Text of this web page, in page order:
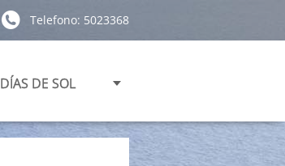
Telefono: 5023368
DÍAS DE SOL